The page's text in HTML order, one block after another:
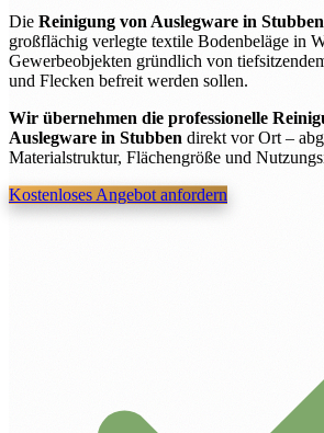
Die Reinigung von Auslegware in Stubben
großflächig verlegte textile Bodenbeläge in
Gewerbeobjekten gründlich von
und Flecken befreit werden sollen.
Wir übernehmen die professionelle
Auslegware in Stubben direkt vor Ort –
Materialstruktur, Flächengröße und
Kostenloses Angebot anfordern